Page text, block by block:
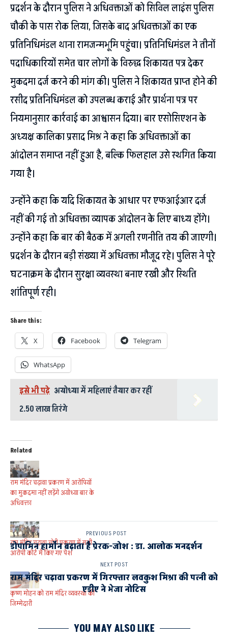
प्रदर्शन के दौरान पुलिस ने अधिवक्ताओं को सिविल लाइंस पुलिस
चौकी के पास रोक लिया, जिसके बाद अधिवक्ताओं का एक
प्रतिनिधिमंडल थाना रामजन्मभूमि पहुंचा। प्रतिनिधिमंडल ने तीनों
पदाधिकारियों समेत चार लोगों के विरुद्ध शिकायत पत्र देकर
मुकदमा दर्ज करने की मांग की। पुलिस ने शिकायत प्राप्त होने की
रसीद प्रतिनिधिमंडल को उपलब्ध कराई और प्रार्थना पत्र पर
नियमानुसार कार्रवाई का आश्वासन दिया। बार एसोसिएशन के
अध्यक्ष कालिका प्रसाद मिश्र ने कहा कि अधिवक्ताओं का
आंदोलन समाप्त नहीं हुआ है, बल्कि फिलहाल उसे स्थगित किया
गया है।
उन्होंने कहा कि यदि शिकायत के आधार पर एफआईआर दर्ज
नहीं की गई तो अधिवक्ता व्यापक आंदोलन के लिए बाध्य होंगे।
उन्होंने कहा कि बार की बैठक में अगली रणनीति तय की जाएगी।
प्रदर्शन के दौरान बड़ी संख्या में अधिवक्ता मौजूद रहे। पुलिस ने पूरे
घटनाक्रम के दौरान सुरक्षा व्यवस्था बनाए रखी और स्थिति
शांतिपूर्ण रही।
Share this:
X Facebook Telegram
WhatsApp
इसे भी पढ़े अयोध्या में महिलाएं तैयार कर रहीं
2.50 लाख तिरंगे
Related
राम मंदिर चढ़ावा प्रकरण में आरोपियों
का मुकदमा नहीं लड़ेंगे अयोध्या बार के
अधिवक्ता
राम मंदिर चढ़ावा चोरी प्रकरण में सभी
आरोपी कोर्ट में किए गए पेश
कृष्ण मोहन को राम मंदिर व्यवस्था की
जिम्मेदारी
PREVIOUS POST
डोपामिन हार्मोन बढ़ाता है प्रेरक-जोश : डा. आलोक मनदर्शन
NEXT POST
राम मंदिर चढ़ावा प्रकरण में गिरफ्तार लवकुश मिश्रा की पत्नी को
एडीए ने भेजा नोटिस
YOU MAY ALSO LIKE